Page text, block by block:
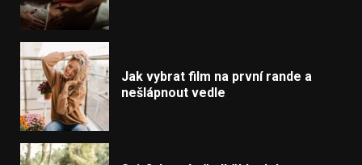
Jak vybrat film na první rande a
nešlápnout vedle